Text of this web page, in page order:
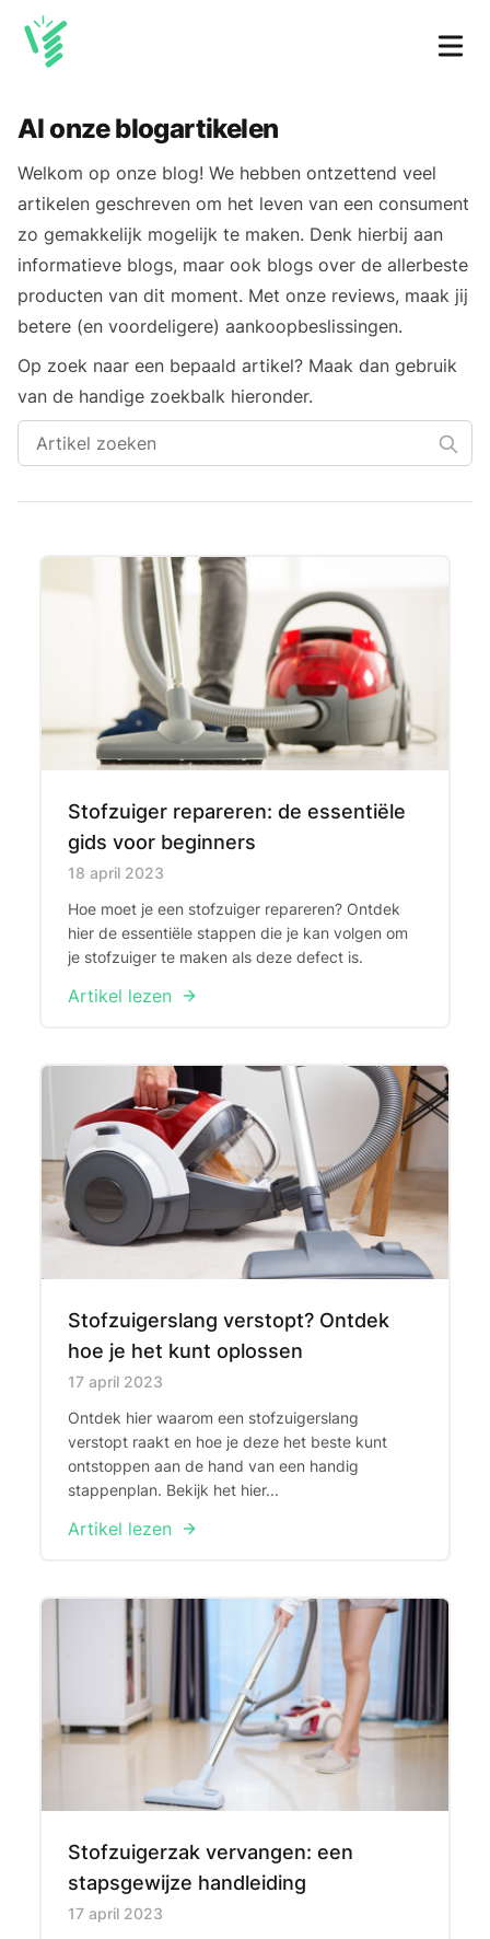
Al onze blogartikelen
Welkom op onze blog! We hebben ontzettend veel
artikelen geschreven om het leven van een consument
zo gemakkelijk mogelijk te maken. Denk hierbij aan
informatieve blogs, maar ook blogs over de allerbeste
producten van dit moment. Met onze reviews, maak jij
betere (en voordeligere) aankoopbeslissingen.
Op zoek naar een bepaald artikel? Maak dan gebruik
van de handige zoekbalk hieronder.
Stofzuiger repareren: de essentiële
gids voor beginners
Published on
18 april 2023
Hoe moet je een stofzuiger repareren? Ontdek
hier de essentiële stappen die je kan volgen om
je stofzuiger te maken als deze defect is.
Artikel lezen
Stofzuigerslang verstopt? Ontdek
hoe je het kunt oplossen
Published on
17 april 2023
Ontdek hier waarom een stofzuigerslang
verstopt raakt en hoe je deze het beste kunt
ontstoppen aan de hand van een handig
stappenplan. Bekijk het hier...
Artikel lezen
Stofzuigerzak vervangen: een
stapsgewijze handleiding
Published on
17 april 2023